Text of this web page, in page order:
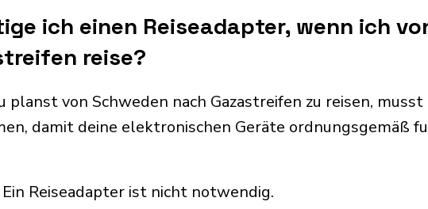
ich einen Reiseadapter, wenn ich
reise?
planst von Schweden nach Gazastreifen zu reisen,
damit deine elektronischen Geräte ordnungsgemäß
Ein Reiseadapter ist nicht notwendig.